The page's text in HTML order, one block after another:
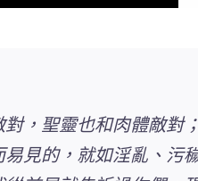
，聖靈也和肉體敵對
見的，就如淫亂、污